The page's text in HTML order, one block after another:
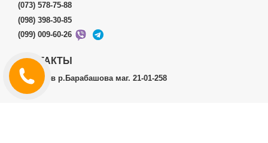
(073) 578-75-88
(098) 398-30-85
(099) 009-60-26
КОНТАКТЫ
г.Харьков р.Барабашова маг. 21-01-258